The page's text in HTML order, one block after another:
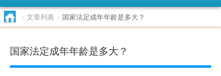
> 文章列表 > 国家法定成年年龄是多大？
国家法定成年年龄是多大？